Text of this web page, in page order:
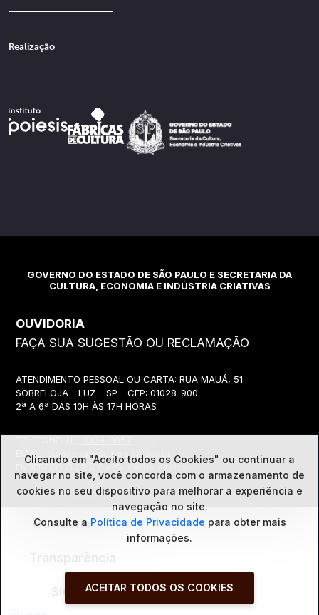
Realização
GOVERNO DO ESTADO DE SÃO PAULO E SECRETARIA DA
CULTURA, ECONOMIA E INDÚSTRIA CRIATIVAS
OUVIDORIA
FAÇA SUA SUGESTÃO OU RECLAMAÇÃO
ATENDIMENTO PESSOAL OU CARTA: RUA MAUÁ, 51
SOBRELOJA - LUZ - SP - CEP: 01028-900
2ª A 6ª DAS 10H ÀS 17H HORAS
EMAIL:
ouvidoria@cultura.sp.gov.br
ENDEREÇO ELETRÔNICO: clique abaixo
Ouvidoria
Clicando em "Aceito todos os Cookies" ou continuar a
navegar no site, você concorda com o armazenamento de
cookies no seu dispositivo para melhorar a experiência e
navegação no site.
Consulte a Política de Privacidade para obter mais
informações.
ACEITAR TODOS OS COOKIES